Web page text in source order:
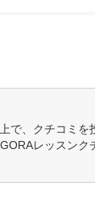
で、クチコミ
レッスン